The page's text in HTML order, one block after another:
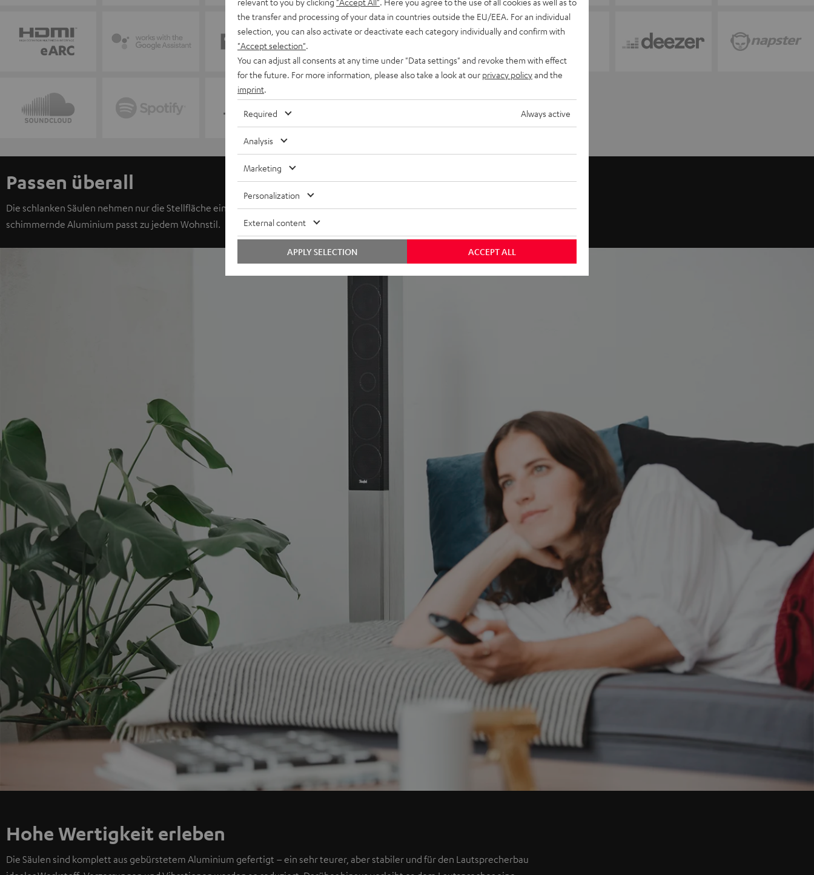
Passen überall
Die schlanken Säulen nehmen nur die Stellfläche eines A5-Blattes ein, lassen sich also überall leicht platzieren. Das elegant
schimmernde Aluminium passt zu jedem Wohnstil.
Hohe Wertigkeit erleben
Die Säulen sind komplett aus gebürstetem Aluminium gefertigt – ein sehr teurer, aber stabiler und für den Lautsprecherbau
the transfer and processing of your data in countries outside the EU/EEA. For an individual
selection, you can also activate or deactivate each category individually and confirm with
"Accept selection"
You can adjust all consents at any time under "Data settings" and revoke them with effect
for the future. For more information, please also take a look at our privacy policyand the
imprint
Required Always active
Analysis
Marketing
Personalization
External content
ACCEPT ALL
APPLY SELECTION